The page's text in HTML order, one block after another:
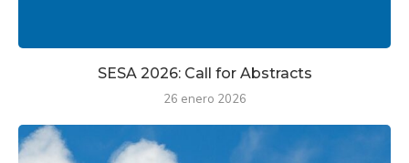
SESA 2026: Call for Abstracts
26 enero 2026